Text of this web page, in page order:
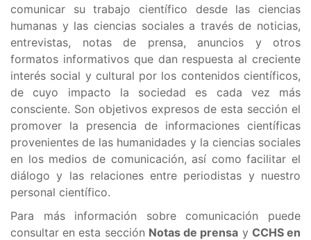
comunicar su trabajo científico desde las ciencias
humanas y las ciencias sociales a través de noticias,
entrevistas, notas de prensa, anuncios y otros
formatos informativos que dan respuesta al creciente
interés social y cultural por los contenidos científicos,
de cuyo impacto la sociedad es cada vez más
consciente. Son objetivos expresos de esta sección el
promover la presencia de informaciones científicas
provenientes de las humanidades y la ciencias sociales
en los medios de comunicación, así como facilitar el
diálogo y las relaciones entre periodistas y nuestro
personal científico.
Para más información sobre comunicación puede
consultar en esta sección Notas de prensa y CCHS en